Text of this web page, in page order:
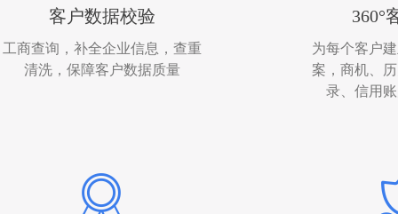
客户数据校验
工商查询，补全企业信息，查重
清洗，保障客户数据质量
360°
为每个客户
案，商机、
录、信用